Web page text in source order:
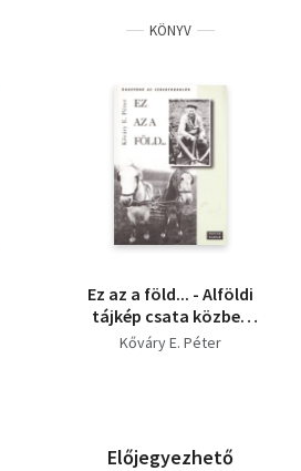
KÖNYV
Ez az a föld... - Alföldi
tájkép csata közben
(1988-1994) (Dedikált)
Kőváry E. Péter
Előjegyezhető